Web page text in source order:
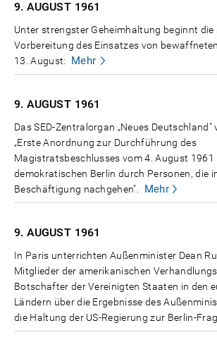
9. AUGUST 1961
Unter strengster Geheimhaltung beginnt
Vorbereitung des Einsatzes von
13. August:
Mehr
9. AUGUST 1961
Das SED-Zentralorgan „Neues
„Erste Anordnung zur Durchführung des
Magistratsbeschlusses vom 4. August 1961
demokratischen Berlin durch Personen, die
Beschäftigung nachgehen".
Mehr
9. AUGUST 1961
In Paris unterrichten Außenminister Dean
Mitglieder der amerikanischen
Botschafter der Vereinigten Staaten in den
Ländern über die Ergebnisse des
die Haltung der US-Regierung zur Berlin-